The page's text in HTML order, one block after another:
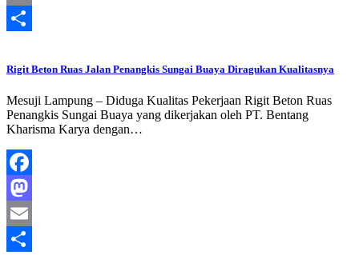
Email
Rigit Beton Ruas Jalan Penangkis Sungai Buaya Diragukan Kualitasnya
Mesuji Lampung – Diduga Kualitas Pekerjaan Rigit Beton Ruas
Penangkis Sungai Buaya yang dikerjakan oleh PT. Bentang
Kharisma Karya dengan…
Facebook
Mastodon
Email